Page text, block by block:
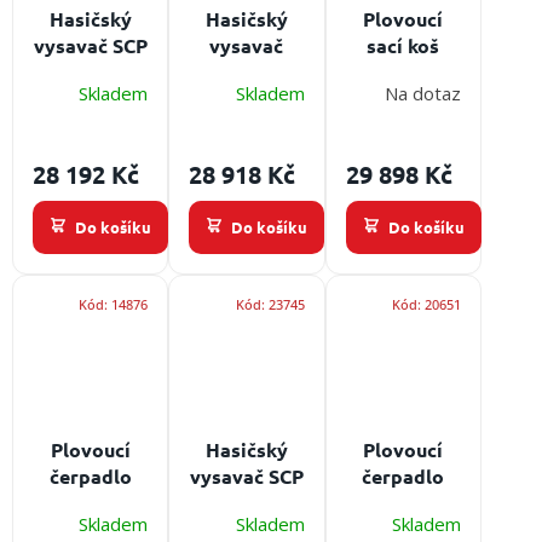
Hasičský
vysavač SCP
TYGRA
balení: sací
hubice
hliníková
nastavitelná,
hadice 6m a
Skladem
28 192 Kč
Do košíku
Hasičský
vysavač
HYDRA-
trubice
(složená ze
4 částí),
délka sací
a odtoková
Skladem
28 918 Kč
Do košíku
Plovoucí
sací koš
Multi-
SWAP
Připojení
hadice:
spojka C-
výkon
dvojitým
sacím
Na dotaz
29 898 Kč
Do košíku
Plovoucí
čerpadlo
Ogniochron
Skladem
Kód: 14876
Hasičský
vysavač SCP
HYDRO X W
Skladem
Kód: 23745
Plovoucí
čerpadlo
Ogniochron
Skladem
Kód: 20651